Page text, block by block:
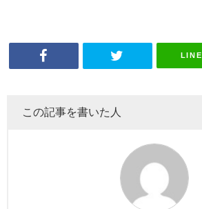
LINE
この記事を書いた人